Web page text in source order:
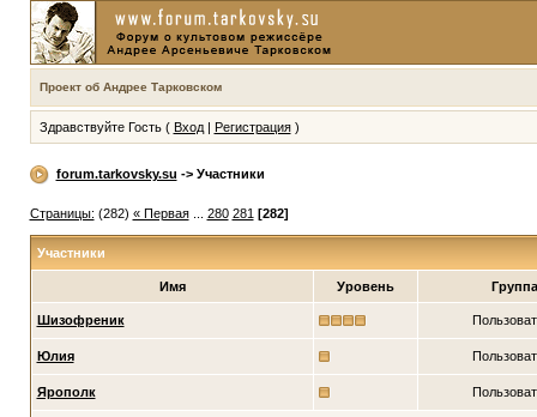
Проект об Андрее Тарковском
Здравствуйте Гость ( Вход| Регистрация)
forum.tarkovsky.su -> Участники
Страницы: (282) « Первая... 280 281 [282]
Участники
Имя Уровень Группа
Шизофреник
Юлия
Ярополк